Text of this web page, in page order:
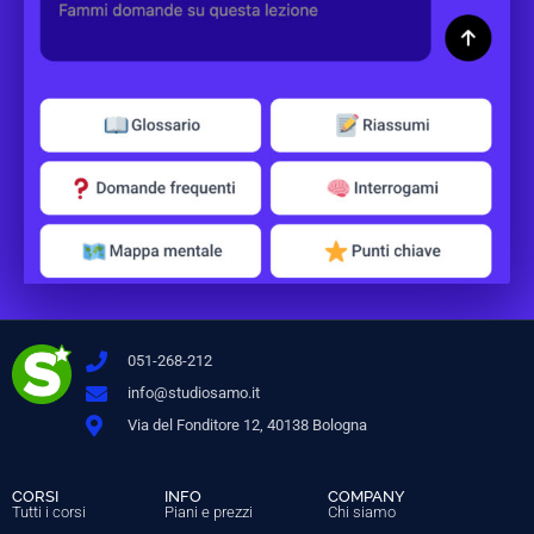
051-268-212
info@studiosamo.it
Via del Fonditore 12, 40138 Bologna
CORSI
Tutti i corsi
INFO
Piani e prezzi
COMPANY
Chi siamo